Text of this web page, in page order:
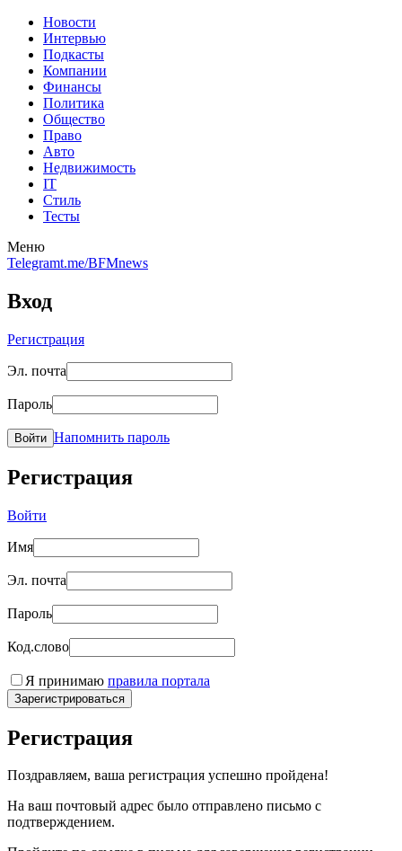
Новости
Интервью
Подкасты
Компании
Финансы
Политика
Общество
Право
Авто
Недвижимость
IT
Стиль
Тесты
Меню
Telegramt.me/BFMnews
Вход
Регистрация
Эл. почта
Пароль
Войти Напомнить пароль
Регистрация
Войти
Имя
Эл. почта
Пароль
Код.слово
Я принимаю правила портала
Зарегистрироваться
Регистрация
Поздравляем, ваша регистрация успешно пройдена!
На ваш почтовый адрес было отправлено письмо с
подтверждением.